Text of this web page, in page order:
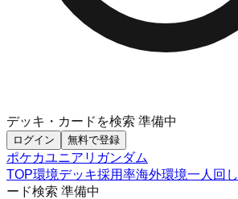
デッキ・カードを検索 準備中
ログイン 無料で登録
ポケカユニアリ ガンダム
TOP環境デッキ採用率海外環境一人回し
ード検索 準備中